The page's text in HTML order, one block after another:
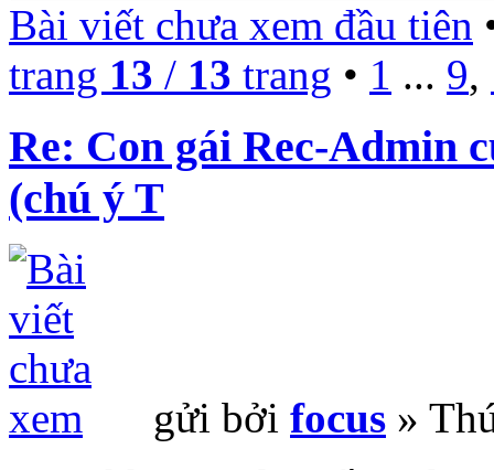
Bài viết chưa xem đầu tiên
trang 13 / 13 trang • 1 ... 9,
Re: Con gái Rec-Admin
(chú ý T
gửi bởi focus »